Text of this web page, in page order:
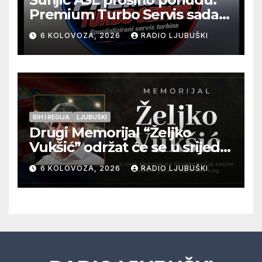
Premium Turbo Servis sada
na jednoj adresi u Ljubuškom
6 KOLOVOZA, 2026 RADIO LJUBUŠKI
BIH I REGIJA LJUBUŠKI
Drugi Memorijal “Željko
Vukšić” održat će se u srijedu
12. kolovoza u Otoku
6 KOLOVOZA, 2026 RADIO LJUBUŠKI